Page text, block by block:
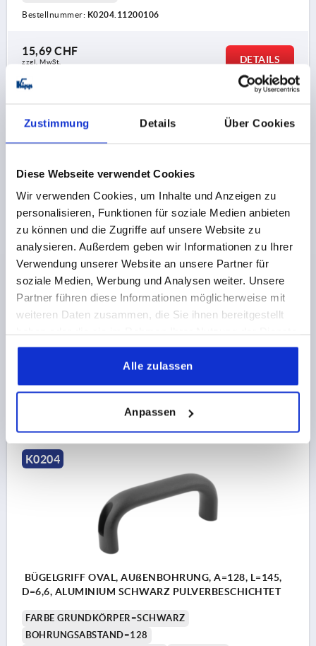
Zustimmung Details Über Cookies
Diese Webseite verwendet Cookies
Wir verwenden Cookies, um Inhalte und Anzeigen zu
personalisieren, Funktionen für soziale Medien anbieten
zu können und die Zugriffe auf unsere Website zu
analysieren. Außerdem geben wir Informationen zu Ihrer
Verwendung unserer Website an unsere Partner für
soziale Medien, Werbung und Analysen weiter. Unsere
Partner führen diese Informationen möglicherweise mit
weiteren Daten zusammen, die Sie ihnen bereitgestellt
gesammelt haben.
Alle zulassen
Anpassen
Bestellnummer: K0204.11200106
15,69 CHF
zzgl. MwSt.
DETAILS
BÜGELGRIFF OVAL, AUßENBOHRUNG, A=128, L=141,
D=5,5, ALUMINIUM SCHWARZ PULVERBESCHICHTET
FARBE GRUNDKÖRPER=SCHWARZ
BOHRUNGSABSTAND=128
LÄNGE=141
K0204.11280105
13,82 CHF
K0204
BÜGELGRIFF OVAL, AUßENBOHRUNG, A=128, L=145,
D=6,6, ALUMINIUM SCHWARZ PULVERBESCHICHTET
FARBE GRUNDKÖRPER=SCHWARZ
BOHRUNGSABSTAND=128